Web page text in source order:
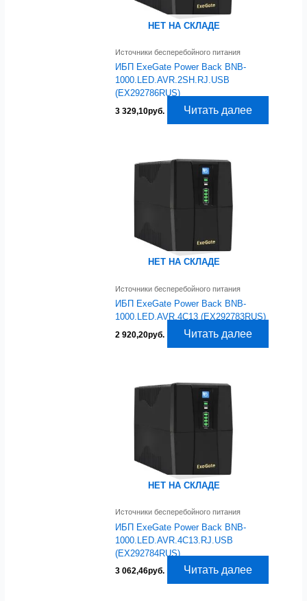
НЕТ НА СКЛАДЕ
Источники бесперебойного питания
ИБП ExeGate Power Back BNB-
1000.LED.AVR.2SH.RJ.USB
(EX292786RUS)
3 329,10руб. Читать далее
НЕТ НА СКЛАДЕ
Источники бесперебойного питания
ИБП ExeGate Power Back BNB-
1000.LED.AVR.4C13 (EX292783RUS)
2 920,20руб. Читать далее
НЕТ НА СКЛАДЕ
Источники бесперебойного питания
ИБП ExeGate Power Back BNB-
1000.LED.AVR.4C13.RJ.USB
(EX292784RUS)
3 062,46руб. Читать далее